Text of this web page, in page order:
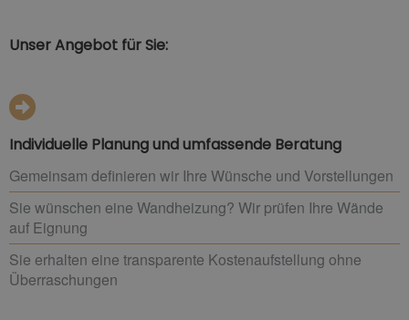
Unser Angebot für Sie:
Individuelle Planung und umfassende Beratung
Gemeinsam definieren wir Ihre Wünsche und Vorstellungen
Sie wünschen eine Wandheizung? Wir prüfen Ihre Wände
auf Eignung
Sie erhalten eine transparente Kostenaufstellung ohne
Überraschungen